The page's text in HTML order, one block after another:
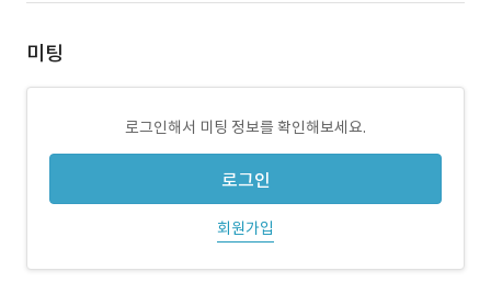
미팅
로그인해서 미팅 정보를 확인해보세요.
로그인
회원가입